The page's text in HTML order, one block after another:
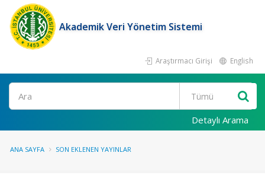
Akademik Veri Yönetim Sistemi
Araştırmacı Girişi English
Ara
Detaylı Arama
ANA SAYFA SON EKLENEN YAYINLAR